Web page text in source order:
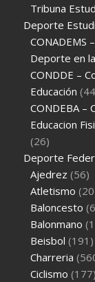
Tribuna
Deporte
CONADEMS
Deporte en
CONDDE –
Educación
CONDEBA –
Educacion
(26)
Deporte
Ajedrez (56)
Atletismo
Baloncesto
Balonmano
Beisbol (191)
Charreria
Ciclismo (177)